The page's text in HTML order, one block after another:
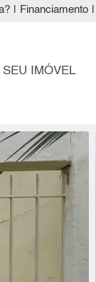
Financiamento
IMÓVEL